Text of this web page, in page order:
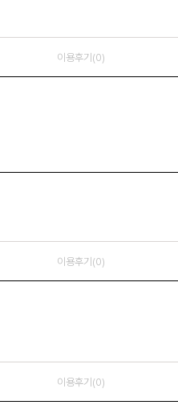
이용후기(0)
이용후기(0)
이용후기(0)